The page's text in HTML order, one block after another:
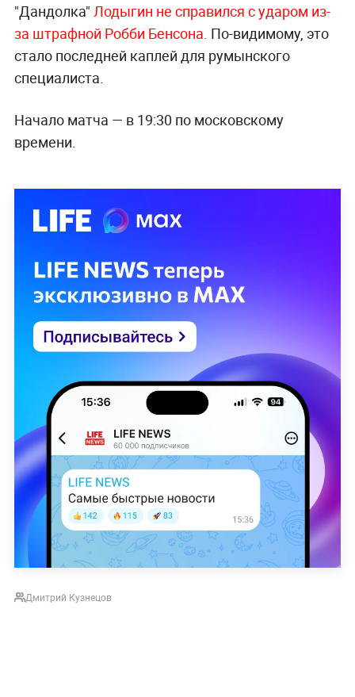
"Дандолка" Лодыгин не справился с ударом из-
за штрафной Робби Бенсона. По-видимому, это
стало последней каплей для румынского
специалиста.
Начало матча — в 19:30 по московскому
времени.
Дмитрий Кузнецов